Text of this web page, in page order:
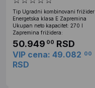
Tip Ugradni kombinovani frižider
Energetska klasa E Zapremina
Ukupan neto kapacitet: 270 l
Zapremina frižidera:
50.949 00 RSD
VIP cena: 49.082 00
RSD